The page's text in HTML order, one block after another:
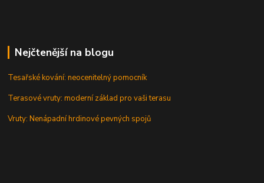
Nejčtenější na blogu
Tesařské kování: neocenitelný pomocník
Terasové vruty: moderní základ pro vaši terasu
Vruty: Nenápadní hrdinové pevných spojů